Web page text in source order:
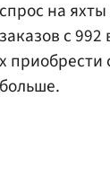
на яхты
с 992